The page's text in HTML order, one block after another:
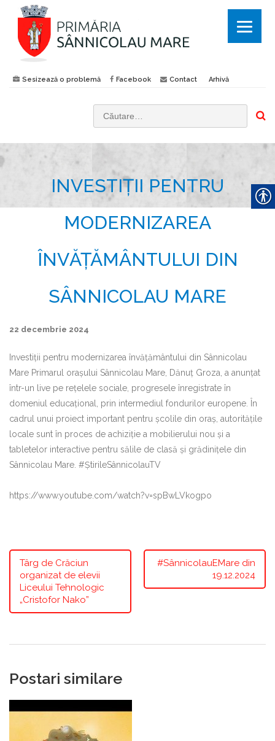
Sesizează o problemă Facebook Contact Arhivă
INVESTIȚII PENTRU
MODERNIZAREA
ÎNVĂȚĂMÂNTULUI DIN
SÂNNICOLAU MARE
22 decembrie 2024
Investiții pentru modernizarea învățământului din Sânnicolau
Mare Primarul orașului Sânnicolau Mare, Dănuț Groza, a anunțat
într-un live pe rețelele sociale, progresele înregistrate în
domeniul educațional, prin intermediul fondurilor europene. În
cadrul unui proiect important pentru școlile din oraș, autoritățile
locale sunt în proces de achiziție a mobilierului nou și a
tabletelor interactive pentru sălile de clasă și grădinițele din
Sânnicolau Mare. #ȘtirileSânnicolauTV
https://www.youtube.com/watch?v=spBwLVkogpo
Târg de Crăciun
organizat de elevii
Liceului Tehnologic
„Cristofor Nako”
#SânnicolauEMare din
19.12.2024
Postari similare